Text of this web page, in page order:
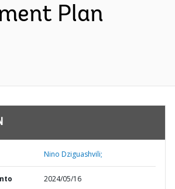
Plan
Nino Dziguashvili;
2024/05/16